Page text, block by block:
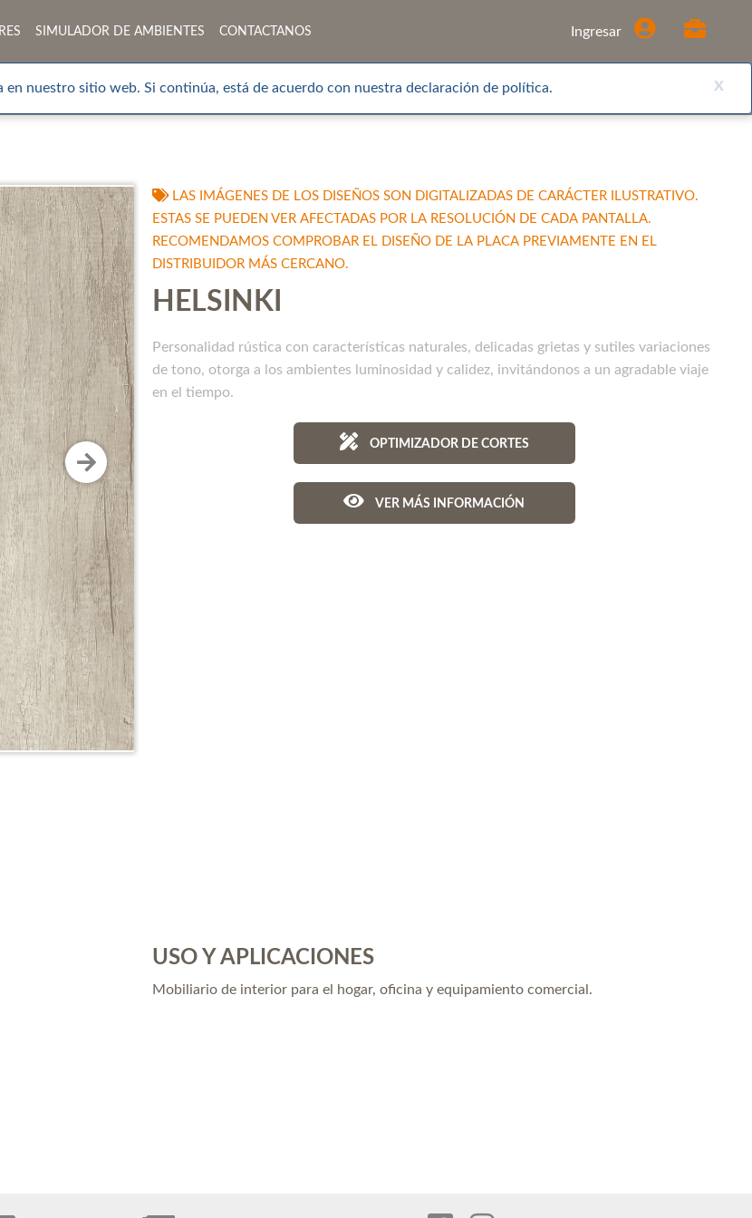
SIMULADOR DE AMBIENTES CONTACTANOS Ingresar
x
nuestro sitio web. Si continúa, está de acuerdo con nuestra declaración de política.
LAS IMÁGENES DE LOS DISEÑOS SON DIGITALIZADAS DE CARÁCTER ILUSTRATIVO.
ESTAS SE PUEDEN VER AFECTADAS POR LA RESOLUCIÓN DE CADA PANTALLA.
RECOMENDAMOS COMPROBAR EL DISEÑO DE LA PLACA PREVIAMENTE EN EL
DISTRIBUIDOR MÁS CERCANO.
HELSINKI
Personalidad rústica con características naturales, delicadas grietas y sutiles variaciones
de tono, otorga a los ambientes luminosidad y calidez, invitándonos a un agradable viaje
en el tiempo.
OPTIMIZADOR DE CORTES
VER MÁS INFORMACIÓN
USO Y APLICACIONES
Mobiliario de interior para el hogar, oficina y equipamiento comercial.